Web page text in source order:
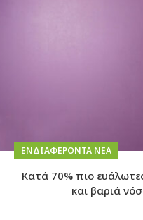
ΕΝΔΙΑΦΈΡΟΝΤΑ ΝΈΑ
Κατά 70% πιο
και βαριά